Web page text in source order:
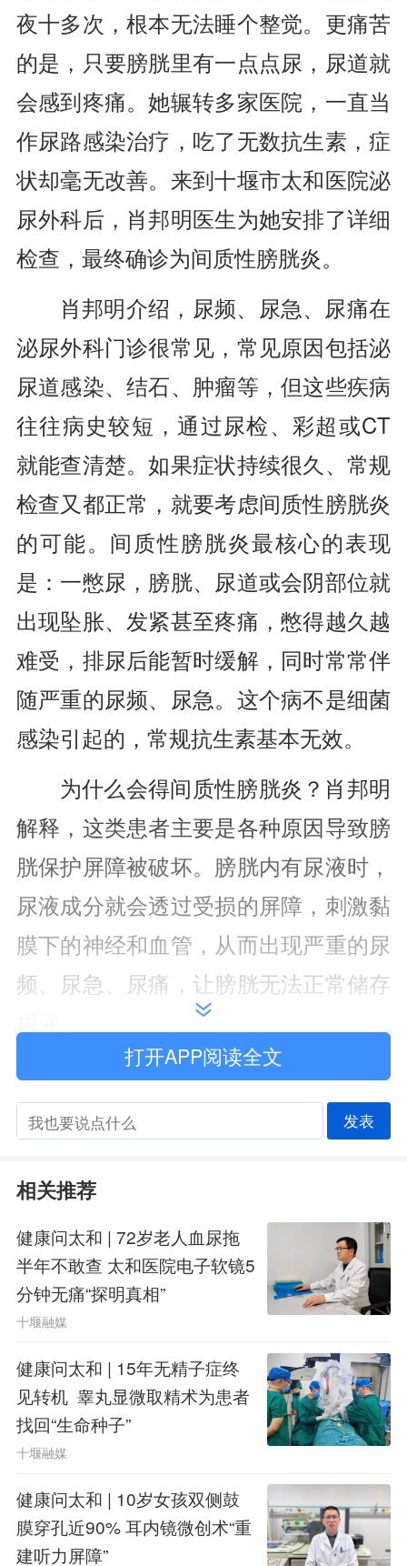
夜十多次，根本无法睡个整觉。更痛苦
的是，只要膀胱里有一点点尿，尿道就
会感到疼痛。她辗转多家医院，一直当
作尿路感染治疗，吃了无数抗生素，症
状却毫无改善。来到十堰市太和医院泌
尿外科后，肖邦明医生为她安排了详细
检查，最终确诊为间质性膀胱炎。
肖邦明介绍，尿频、尿急、尿痛在
泌尿外科门诊很常见，常见原因包括泌
尿道感染、结石、肿瘤等，但这些疾病
往往病史较短，通过尿检、彩超或CT
就能查清楚。如果症状持续很久、常规
检查又都正常，就要考虑间质性膀胱炎
的可能。间质性膀胱炎最核心的表现
是：一憋尿，膀胱、尿道或会阴部位就
出现坠胀、发紧甚至疼痛，憋得越久越
难受，排尿后能暂时缓解，同时常常伴
随严重的尿频、尿急。这个病不是细菌
感染引起的，常规抗生素基本无效。
为什么会得间质性膀胱炎？肖邦明
解释，这类患者主要是各种原因导致膀
胱保护屏障被破坏。膀胱内有尿液时，
尿液成分就会透过受损的屏障，刺激黏
膜下的神经和血管，从而出现严重的尿
频、尿急、尿痛，让膀胱无法正常储存
针对赵阿姨的病情，肖邦明所在的
医疗团队制定了个性化综合治疗方案。
首先进行一个微创手术：在麻醉下将膀
胱用水扩张，既能明确诊断，又能同时
电灼掉溃疡病灶；随后给膀胱逼尿肌注
射肉毒素，降低其过度活跃的程度。术
后配合口服药物控制症状，并进行膀胱
灌注修复破损的黏膜屏障，双管齐下，
减少复发。整个手术创伤很小，仅40分
钟就顺利结束。
小时才去一次厕所，一天七八次，每次
尿量能达到150毫升以上；夜尿从十余
打开APP阅读全文
发表
相关推荐
健康问太和 | 72岁老人血尿拖
半年不敢查 太和医院电子软镜5
分钟无痛“探明真相”
十堰融媒
健康问太和 | 15年无精子症终
见转机 睾丸显微取精术为患者
找回“生命种子”
十堰融媒
健康问太和 | 10岁女孩双侧鼓
膜穿孔近90% 耳内镜微创术“重
建听力屏障”